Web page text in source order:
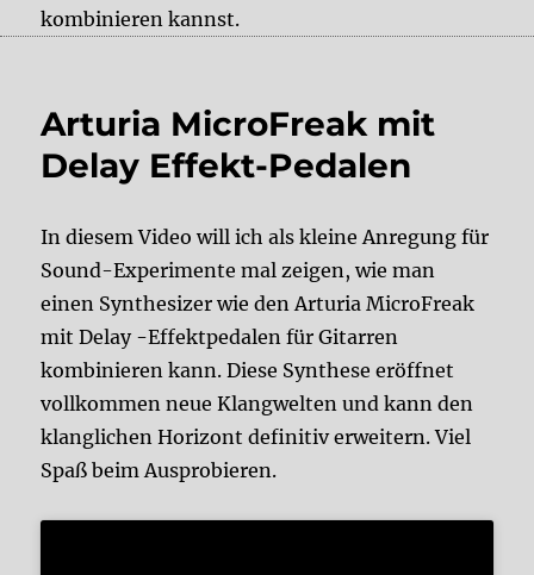
kombinieren kannst.
Arturia MicroFreak mit
Delay Effekt-Pedalen
In diesem Video will ich als kleine Anregung für
Sound-Experimente mal zeigen, wie man
einen Synthesizer wie den Arturia MicroFreak
mit Delay -Effektpedalen für Gitarren
kombinieren kann. Diese Synthese eröffnet
vollkommen neue Klangwelten und kann den
klanglichen Horizont definitiv erweitern. Viel
Spaß beim Ausprobieren.